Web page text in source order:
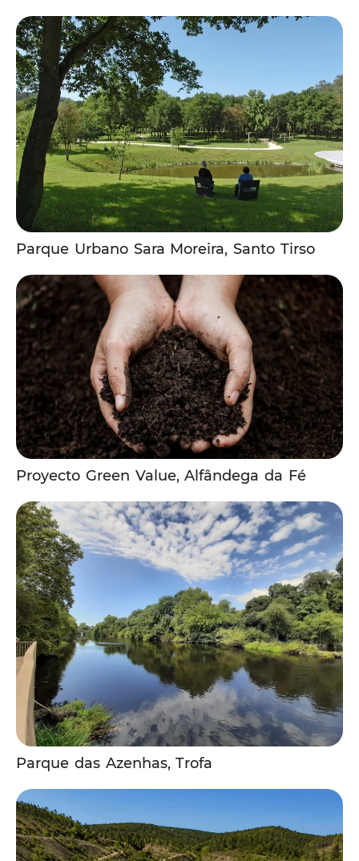
Parque Urbano Sara Moreira, Santo Tirso
Proyecto Green Value, Alfândega da Fé
Parque das Azenhas, Trofa